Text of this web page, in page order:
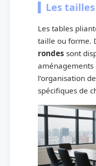
Les
Les tables
taille ou forme.
rondes sont
aménagements
l’organisation
spécifiques de